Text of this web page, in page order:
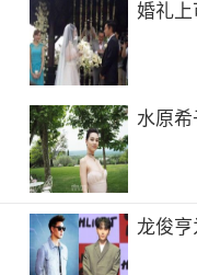
婚礼
水原希
龙俊